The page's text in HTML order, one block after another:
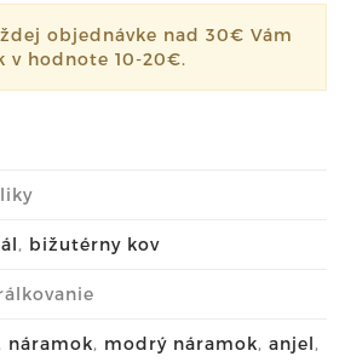
objednávke nad 30€ Vám
v hodnote 10-20€.
, bižutérny kov
náramok, modrý náramok, anjel,